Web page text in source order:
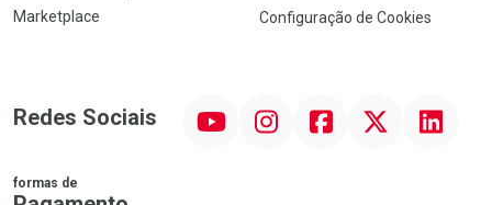
Marketplace
Configuração de Cookies
Redes Sociais InstagramFacebookTwitter Linkedin
formas de